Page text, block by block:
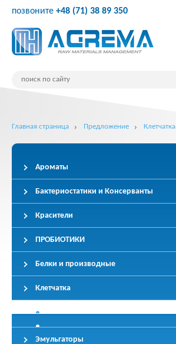
позвоните +48 (71) 38 89 350
Главная страница Предложение Клетчатка
Ароматы
Бактериостатики и Консерванты
Красители
ПРОБИОТИКИ
Белки и производные
Клетчатка
Эмульгаторы